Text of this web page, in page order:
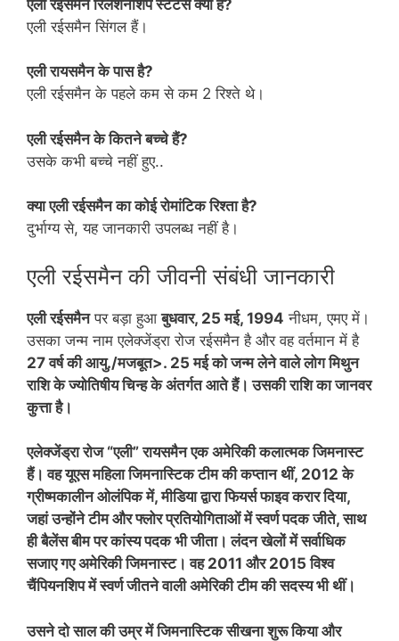
एली रईसमैन रिलेशनशिप स्टेटस क्या है?
एली रईसमैन सिंगल हैं।
एली रायसमैन के पास है?
एली रईसमैन के पहले कम से कम 2 रिश्ते थे।
एली रईसमैन के कितने बच्चे हैं?
उसके कभी बच्चे नहीं हुए..
क्या एली रईसमैन का कोई रोमांटिक रिश्ता है?
दुर्भाग्य से, यह जानकारी उपलब्ध नहीं है।
एली रईसमैन की जीवनी संबंधी जानकारी
एली रईसमैनपर बड़ा हुआबुधवार, 25 मई, 1994 नीधम, एमए में।
उसका जन्म नाम एलेक्जेंड्रा रोज रईसमैन है और वह वर्तमान में है
27 वर्ष की आयु./मजबूत>. 25 मई को जन्म लेने वाले लोग मिथुन
राशि के ज्योतिषीय चिन्ह के अंतर्गत आते हैं। उसकी राशि का जानवर
कुत्ता है।
एलेक्जेंड्रा रोज “एली” रायसमैन एक अमेरिकी कलात्मक जिमनास्ट
हैं। वह यूएस महिला जिमनास्टिक टीम की कप्तान थीं, 2012 के
ग्रीष्मकालीन ओलंपिक में, मीडिया द्वारा फियर्स फाइव करार दिया,
जहां उन्होंने टीम और फ्लोर प्रतियोगिताओं में स्वर्ण पदक जीते, साथ
ही बैलेंस बीम पर कांस्य पदक भी जीता। लंदन खेलों में सर्वाधिक
सजाए गए अमेरिकी जिमनास्ट। वह 2011 और 2015 विश्व
चैंपियनशिप में स्वर्ण जीतने वाली अमेरिकी टीम की सदस्य भी थीं।
उसने दो साल की उम्र में जिमनास्टिक सीखना शुरू किया और